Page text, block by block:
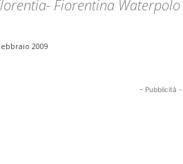
Fiorentina Waterpolo
2009
- Pubblicità -